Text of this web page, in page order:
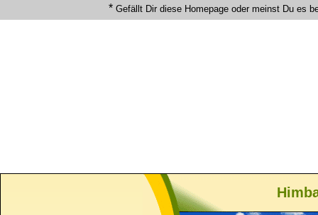
* Gefällt Dir diese Homepage oder meinst Du es